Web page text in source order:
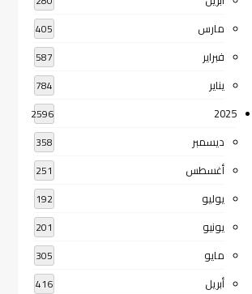
مارس 405
فبراير 587
يناير 784
2025
2596
ديسمبر 358
أغسطس 251
يوليو 192
يونيو 201
مايو 305
أبريل 416